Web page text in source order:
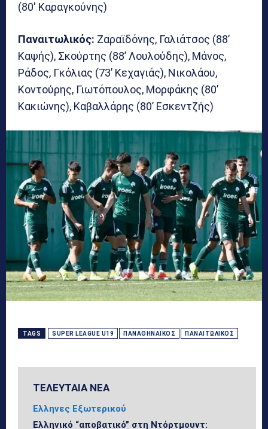
(80′ Καραγκούνης)
Παναιτωλικός: Ζαραϊδόνης, Γαλιάτσος (88’
Καψής), Σκούρτης (88’ Λουλούδης), Μάνος,
Ράδος, Γκόλιας (73’ Κεχαγιάς), Νικολάου,
Κοντούρης, Γιωτόπουλος, Μορφάκης (80’
Κακιώνης), Καβαλλάρης (80’ Εσκεντζής)
TAGS SUPER LEAGUE U19 ΠΑΝΑΘΗΝΑΪΚΌΣ ΠΑΝΑΙΤΩΛΙΚΌΣ
ΤΕΛΕΥΤΑΙΑ ΝΕΑ
Ελληνες Εξωτερικού
Ελληνικό “αποβατικό” στη Ντόρτμουντ: